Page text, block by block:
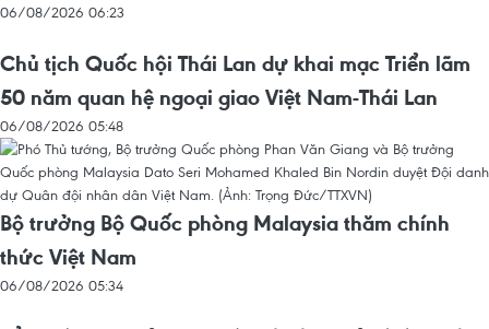
06/08/2026 06:23
Chủ tịch Quốc hội Thái Lan dự khai mạc Triển lãm
50 năm quan hệ ngoại giao Việt Nam-Thái Lan
06/08/2026 05:48
Bộ trưởng Bộ Quốc phòng Malaysia thăm chính
thức Việt Nam
06/08/2026 05:34